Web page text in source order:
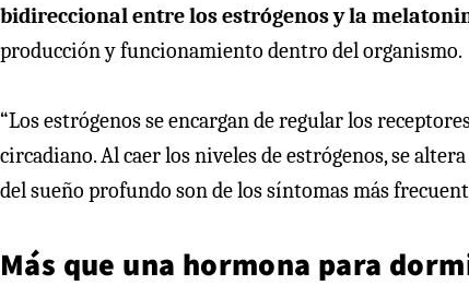
bidireccional entre los estrógenos y la
producción y funcionamiento dentro del organismo.
“Los estrógenos se encargan de regular los
circadiano. Al caer los niveles de estrógenos, se
del sueño profundo son de los síntomas más
Más que una hormona para